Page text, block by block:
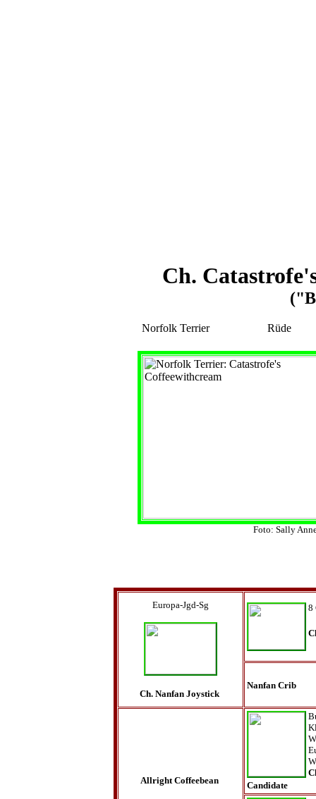
Ch.
Norfolk Terrier Rüde
Foto: Sally
Europa-Jgd-Sg
Ch. Nanfan Joystick
8
Nanfan Crib
Allright Coffeebean
Candidate